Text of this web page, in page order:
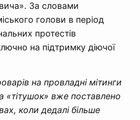
За словами
голови в період
протестів
на підтримку діючої
на провладні мітинги
«тітушок» вже поставлено
коли дедалі більше